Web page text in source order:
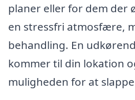
planer eller for dem der
en stressfri atmosfære,
behandling. En
kommer til din lokation
muligheden for at